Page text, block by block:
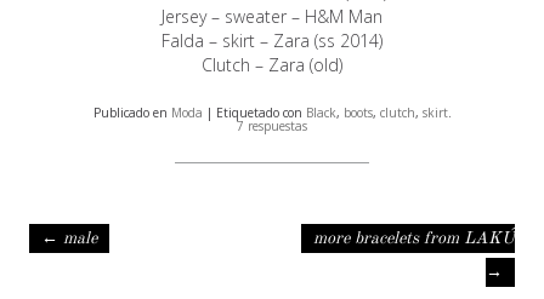
Jersey – sweater – H&M Man
Falda – skirt – Zara (ss 2014)
Clutch – Zara (old)
Publicado en Moda | Etiquetado con Black, boots, clutch, skirt.
7 respuestas
Navegación de entradas
← male
more bracelets from LAKÚ
→